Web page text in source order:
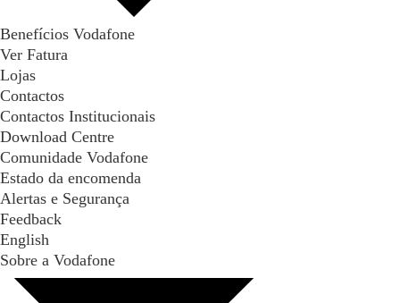
Benefícios Vodafone
Ver Fatura
Lojas
Contactos
Contactos Institucionais
Download Centre
Comunidade Vodafone
Estado da encomenda
Alertas e Segurança
Feedback
English
Sobre a Vodafone